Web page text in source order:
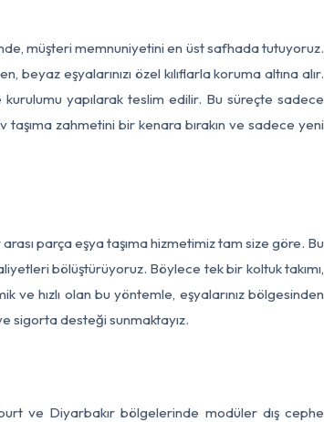
müşteri memnuniyetini en üst safhada tutuyoruz.
eşyalarınızı özel kılıflarla koruma altına alır.
yapılarak teslim edilir. Bu süreçte sadece
taşıma zahmetini bir kenara bırakın ve sadece yeni
parça eşya taşıma hizmetimiz tam size göre. Bu
bölüştürüyoruz. Böylece tek bir koltuk takımı,
ve hızlı olan bu yöntemle, eşyalarınız bölgesinden
sigorta desteği sunmaktayız.
ve Diyarbakır bölgelerinde modüler dış cephe